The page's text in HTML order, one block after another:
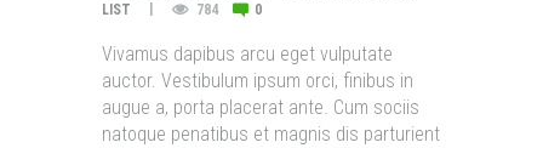
LIST
784 0
Vivamus dapibus arcu eget vulputate
auctor. Vestibulum ipsum orci, finibus in
augue a, porta placerat ante. Cum sociis
natoque penatibus et magnis dis parturient